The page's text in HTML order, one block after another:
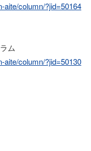
aite/column/?jid=50164
ム
aite/column/?jid=50130